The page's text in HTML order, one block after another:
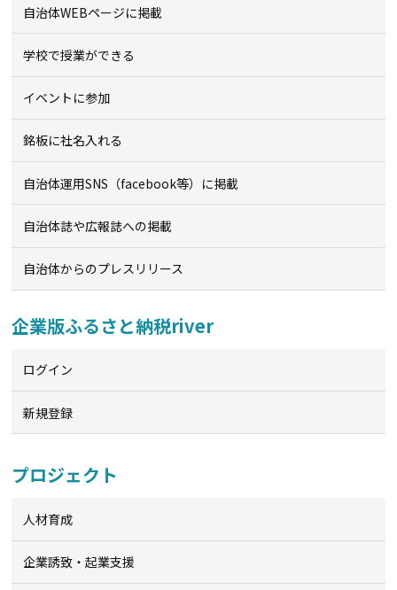
自治体WEBページに掲載
学校で授業ができる
イベントに参加
銘板に社名入れる
自治体運用SNS（facebook等）に掲載
自治体誌や広報誌への掲載
自治体からのプレスリリース
企業版ふるさと納税river
ログイン
新規登録
プロジェクト
人材育成
企業誘致・起業支援